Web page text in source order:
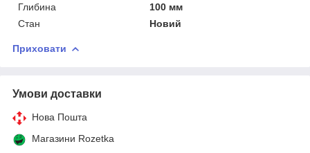
Глибина
100 мм
Стан
Новий
Приховати
Умови доставки
Нова Пошта
Магазини Rozetka